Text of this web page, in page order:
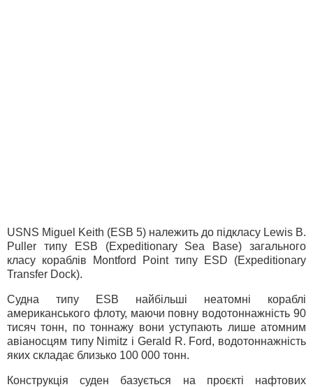
USNS Miguel Keith (ESB 5) належить до підкласу Lewis B.
Puller типу ESB (Expeditionary Sea Base) загального
класу кораблів Montford Point типу ESD (Expeditionary
Transfer Dock).
Судна типу ESB найбільші неатомні кораблі
американського флоту, маючи повну водотоннажність 90
тисяч тонн, по тоннажу вони уступають лише атомним
авіаносцям типу Nimitz і Gerald R. Ford, водотоннажність
яких складає близько 100 000 тонн.
Конструкція суден базується на проєкті нафтових